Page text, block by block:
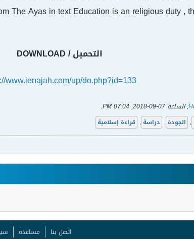
The Ayas in text Education is an religious duty ,
التحميل / DOWNLOAD
www.ienajah.com/up/do.php?id=133
; الساعة 07-09-2018, 07:04 PM
.
, الجودة , دراسة , قراءة إسلامية
اتصل بنا مساعدة